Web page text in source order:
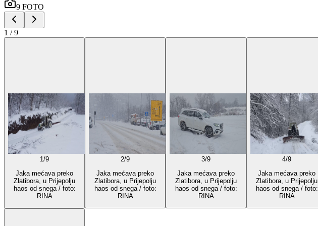
9 FOTO
1 /9
1 /9
Jaka mećava preko
Zlatibora, u Prijepolju
haos od snega / foto:
RINA
2/9
Jaka mećava preko
Zlatibora, u Prijepolju
haos od snega / foto:
RINA
3/9
Jaka mećava preko
Zlatibora, u Prijepolju
haos od snega / foto:
RINA
4/9
Jaka mećava preko
Zlatibora, u Prijepolju
haos od snega / foto:
RINA